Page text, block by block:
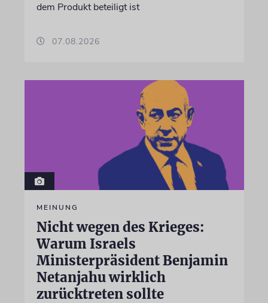
dem Produkt beteiligt ist
07.08.2026
MEINUNG
Nicht wegen des Krieges:
Warum Israels
Ministerpräsident Benjamin
Netanjahu wirklich
zurücktreten sollte